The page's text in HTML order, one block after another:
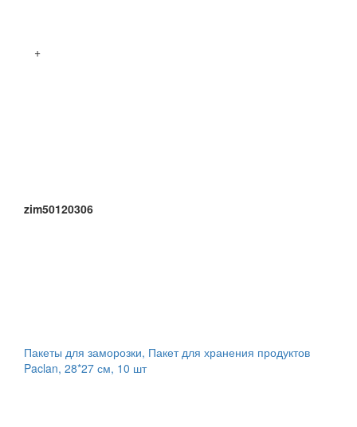
+
zim50120306
Пакеты для заморозки, Пакет для хранения продуктов
Paclan, 28*27 см, 10 шт